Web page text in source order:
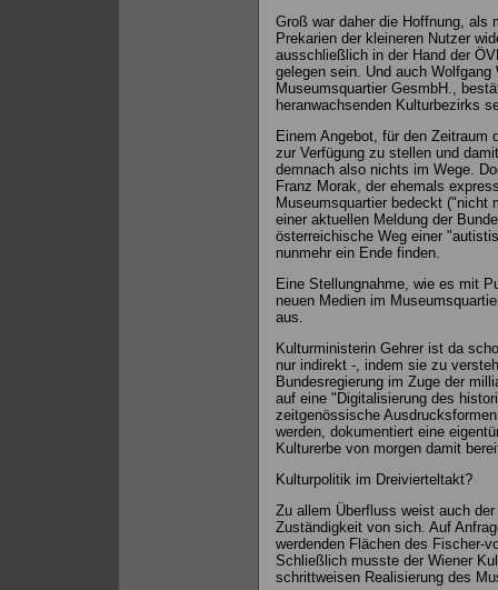
Groß war daher die Hoffnung, als
Prekarien der kleineren Nutzer
ausschließlich in der Hand der
gelegen sein. Und auch
Museumsquartier GesmbH.,
heranwachsenden Kulturbezirks
Einem Angebot, für den Zeitraum
zur Verfügung zu stellen und
demnach also nichts im Wege.
Franz Morak, der ehemals
Museumsquartier bedeckt ("nicht
einer aktuellen Meldung der
österreichische Weg einer
nunmehr ein Ende finden.
Eine Stellungnahme, wie es mit
neuen Medien im
aus.
Kulturministerin Gehrer ist da
nur indirekt -, indem sie zu
Bundesregierung im Zuge der
auf eine "Digitalisierung des
zeitgenössische
werden, dokumentiert eine
Kulturerbe von morgen damit
Kulturpolitik im Dreivierteltakt?
Zu allem Überfluss weist auch
Zuständigkeit von sich. Auf
werdenden Flächen des Fischer-
Schließlich musste der Wiener
schrittweisen Realisierung des